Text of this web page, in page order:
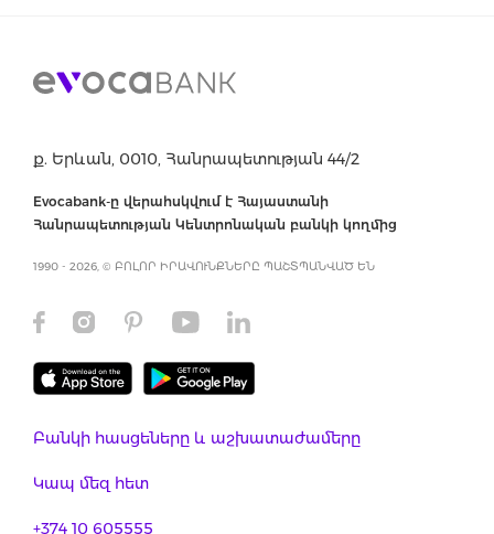
ք. Երևան, 0010, Հանրապետության 44/2
Evocabank-ը վերահսկվում է Հայաստանի
Հանրապետության Կենտրոնական բանկի կողմից
1990 - 2026, © ԲՈԼՈՐ ԻՐԱՎՈՒՆՔՆԵՐԸ ՊԱՇՏՊԱՆՎԱԾ ԵՆ
Բանկի հասցեները և աշխատաժամերը
Կապ մեզ հետ
+374 10 605555